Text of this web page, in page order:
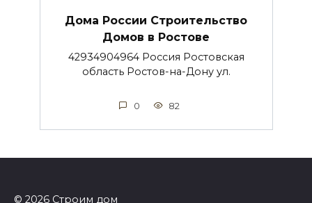
Дома России Строительство
Домов в Ростове
42934904964 Россия Ростовская
область Ростов-на-Дону ул.
0 82
© 2026 Строим дом